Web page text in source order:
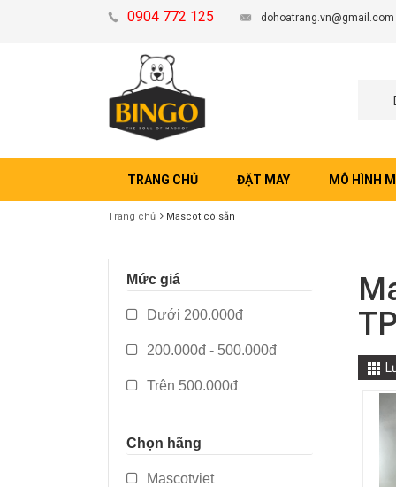
0904 772 125 dohoatrang.vn@gmail.com
TRANG CHỦ ĐẶT MAY MÔ HÌNH
Trang chủ Mascot có sẵn
Mức giá
Dưới 200.000đ
200.000đ - 500.000đ
Trên 500.000đ
Chọn hãng
Mascotviet